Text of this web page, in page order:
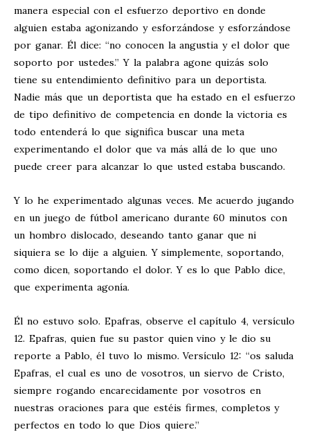
manera especial con el esfuerzo deportivo en donde
alguien estaba agonizando y esforzándose y esforzándose
por ganar. Él dice: “no conocen la angustia y el dolor que
soporto por ustedes.” Y la palabra agone quizás solo
tiene su entendimiento definitivo para un deportista.
Nadie más que un deportista que ha estado en el esfuerzo
de tipo definitivo de competencia en donde la victoria es
todo entenderá lo que significa buscar una meta
experimentando el dolor que va más allá de lo que uno
puede creer para alcanzar lo que usted estaba buscando.
Y lo he experimentado algunas veces. Me acuerdo jugando
en un juego de fútbol americano durante 60 minutos con
un hombro dislocado, deseando tanto ganar que ni
siquiera se lo dije a alguien. Y simplemente, soportando,
como dicen, soportando el dolor. Y es lo que Pablo dice,
que experimenta agonía.
Él no estuvo solo. Epafras, observe el capítulo 4, versículo
12. Epafras, quien fue su pastor quien vino y le dio su
reporte a Pablo, él tuvo lo mismo. Versículo 12: “os saluda
Epafras, el cual es uno de vosotros, un siervo de Cristo,
siempre rogando encarecidamente por vosotros en
nuestras oraciones para que estéis firmes, completos y
perfectos en todo lo que Dios quiere.”